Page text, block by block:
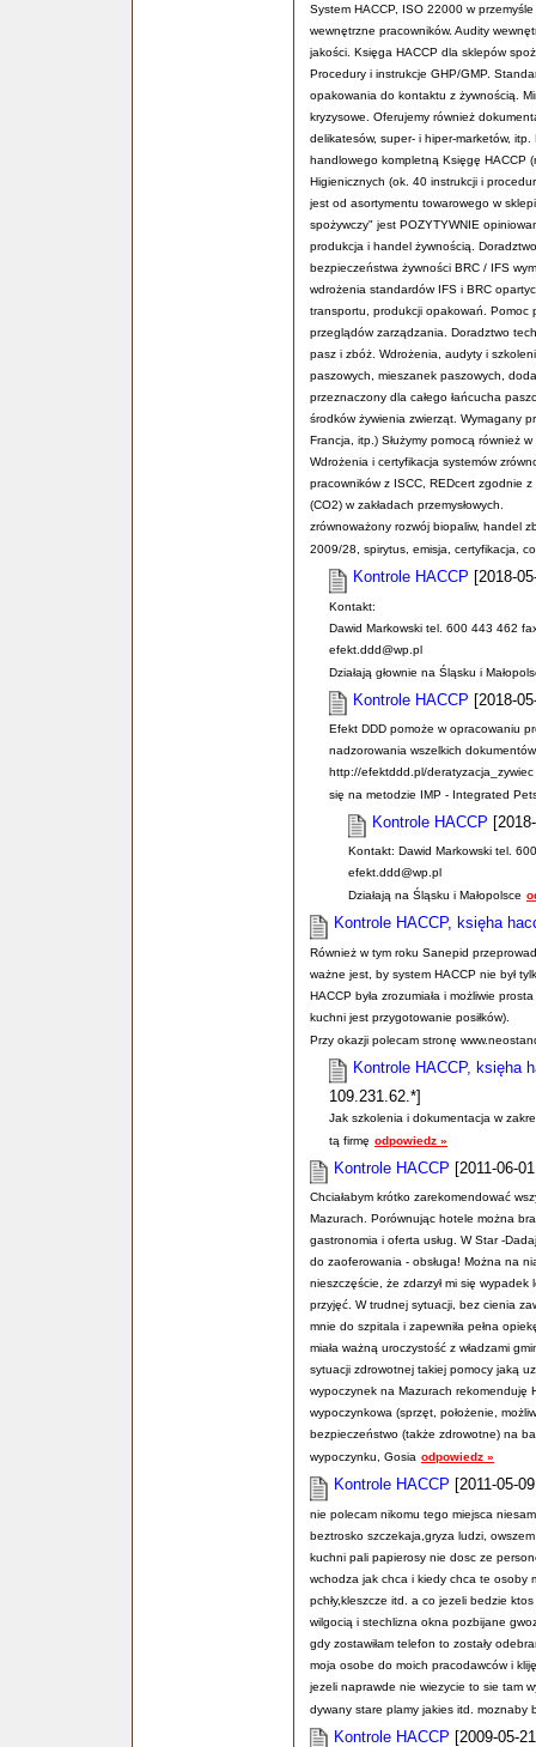
System HACCP, ISO 22000 w
wewnętrzne pracowników. Audity
jakości. Księga HACCP dla sklepów
Procedury i instrukcje GHP/GMP.
opakowania do kontaktu z żywnością.
kryzysowe. Oferujemy również
delikatesów, super- i hiper-marketów,
handlowego kompletną Księgę HACCP
Higienicznych (ok. 40 instrukcji i
jest od asortymentu towarowego w
spożywczy" jest POZYTYWNIE
produkcja i handel żywnością.
bezpieczeństwa żywności BRC / IFS
wdrożenia standardów IFS i BRC
transportu, produkcji opakowań. Pomoc
przeglądów zarządzania. Doradztwo
pasz i zbóż. Wdrożenia, audyty i
paszowych, mieszanek paszowych,
przeznaczony dla całego łańcucha
środków żywienia zwierząt. Wymagany
Francja, itp.) Służymy pomocą również
Wdrożenia i certyfikacja systemów
pracowników z ISCC, REDcert zgodnie
(CO2) w zakładach przemysłowych.
zrównoważony rozwój biopaliw, handel
2009/28, spirytus, emisja, certyfikacja,
Kontrole HACCP [2018-
Kontakt:
Dawid Markowski tel. 600 443 462
efekt.ddd@wp.pl
Działają głownie na Śląsku i
Kontrole HACCP [2018-
Efekt DDD pomoże w opracowaniu
nadzorowania wszelkich
http://efektddd.pl/deratyzacja_zywiec
się na metodzie IMP - Integrated
Kontrole HACCP
Kontakt: Dawid Markowski tel.
efekt.ddd@wp.pl
Działają na Śląsku i Małopolsce
Kontrole HACCP, księha
Również w tym roku Sanepid
ważne jest, by system HACCP nie był
HACCP była zrozumiała i możliwie
kuchni jest przygotowanie posiłków).
Przy okazji polecam stronę
Kontrole HACCP, księha
109.231.62.*]
Jak szkolenia i dokumentacja w
tą firmę odpowiedz »
Kontrole HACCP [2011-06-
Chciałabym krótko zarekomendować
Mazurach. Porównując hotele można
gastronomia i oferta usług. W Star -
do zaoferowania - obsługa! Można na
nieszczęście, że zdarzył mi się
przyjęć. W trudnej sytuacji, bez cienia
mnie do szpitala i zapewniła pełna
miała ważną uroczystość z władzami
sytuacji zdrowotnej takiej pomocy jaką
wypoczynek na Mazurach rekomenduję
wypoczynkowa (sprzęt, położenie,
bezpieczeństwo (także zdrowotne) na
wypoczynku, Gosia odpowiedz »
Kontrole HACCP [2011-05-
nie polecam nikomu tego miejsca
beztrosko szczekaja,gryza ludzi,
kuchni pali papierosy nie dosc ze
wchodza jak chca i kiedy chca te osoby
pchły,kleszcze itd. a co jezeli bedzie
wilgocią i stechlizna okna pozbijane
gdy zostawiłam telefon to zostały
moja osobe do moich pracodawców i
jezeli naprawde nie wiezycie to sie tam
dywany stare plamy jakies itd. moznaby
Kontrole HACCP [2009-05-